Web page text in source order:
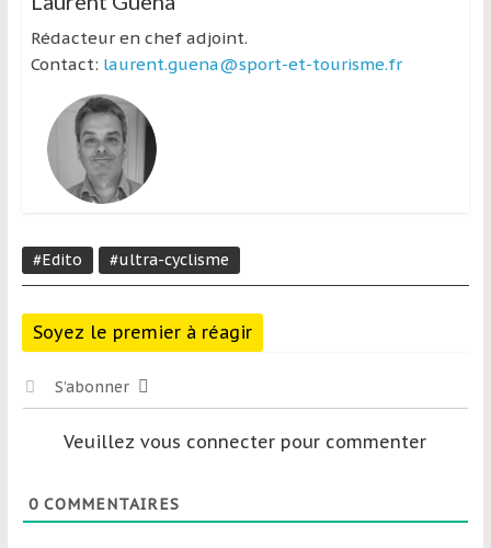
Rédacteur en chef adjoint.
Contact: laurent.guena@sport-et-tourisme.fr
#Edito #ultra-cyclisme
Soyez le premier à réagir
S’abonner
Veuillez vous connecter pour commenter
0COMMENTAIRES